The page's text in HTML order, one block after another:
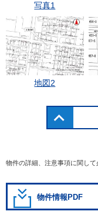
写真1
地図2
物件の詳細、注意事項に関して
物件情報PDF